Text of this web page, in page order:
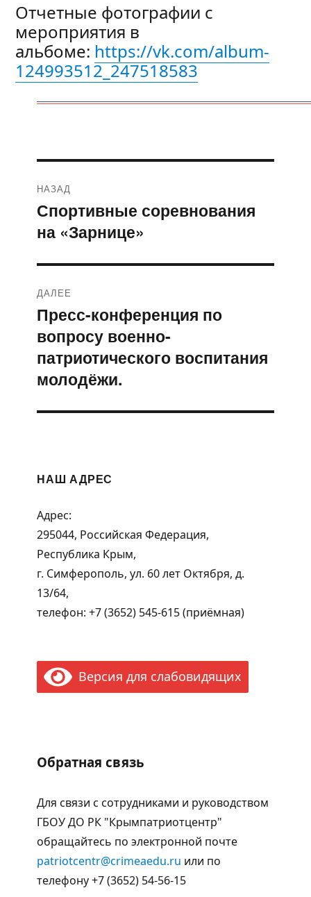
Отчетные фотографии с
мероприятия в
альбоме: https://vk.com/album-
124993512_247518583
по
записям
НАЗАД
Предыдущая
запись:
Спортивные соревнования
на «Зарнице»
ДАЛЕЕ
Следующая
запись:
Пресс-конференция по
вопросу военно-
патриотического воспитания
молодёжи.
НАШ АДРЕС
Адрес:
295044, Российская Федерация,
Республика Крым,
г. Симферополь, ул. 60 лет Октября, д.
13/64,
телефон: +7 (3652) 545-615 (приёмная)
Версия для слабовидящих
Обратная связь
Для связи с сотрудниками и руководством
ГБОУ ДО РК "Крымпатриотцентр"
обращайтесь по электронной почте
patriotcentr@crimeaedu.ru или по
телефону +7 (3652) 54-56-15